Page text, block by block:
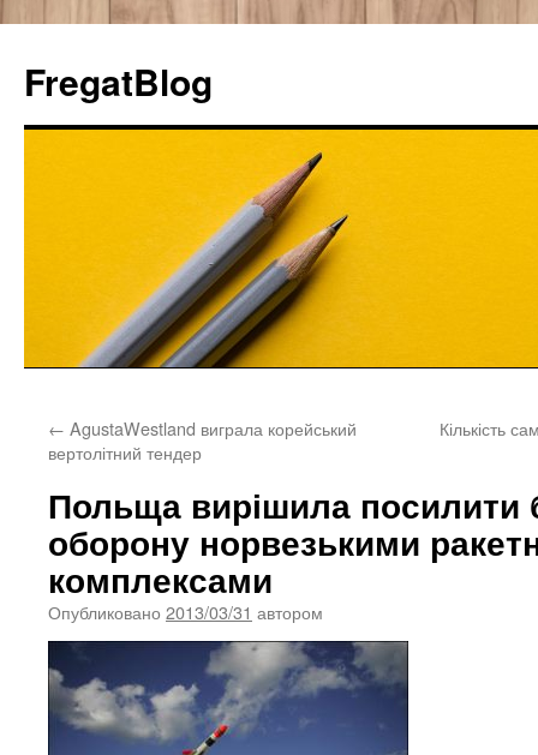
FregatBlog
← AgustaWestland виграла корейський
вертолітний тендер
Кількість
Польща вирішила посилити
оборону норвезькими
комплексами
Опубликовано 2013/03/31 автором